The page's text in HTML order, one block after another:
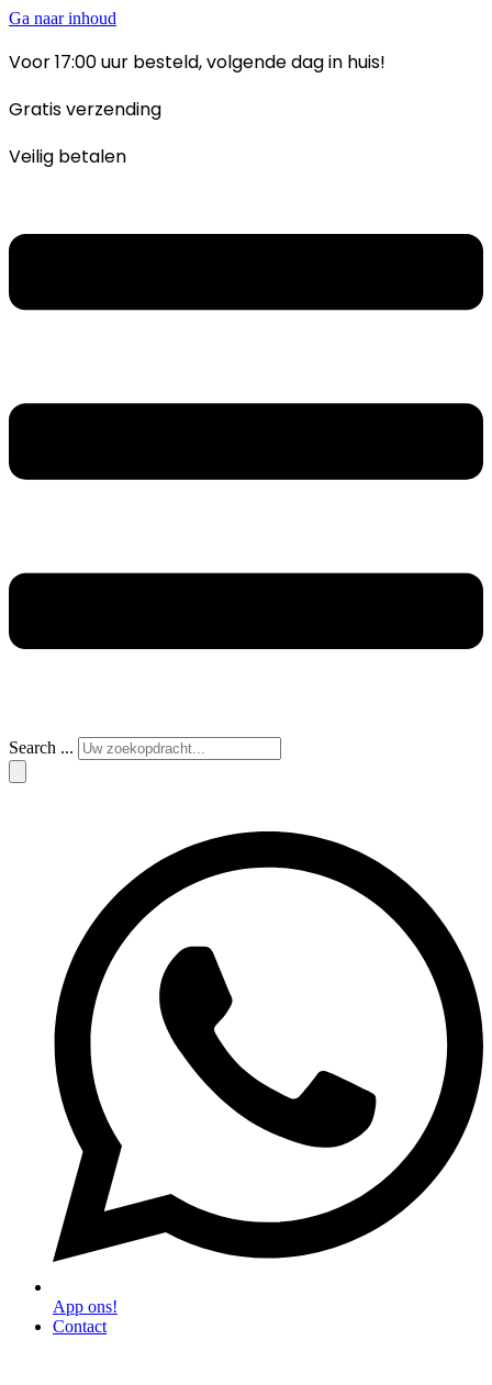
Ga naar inhoud
Voor 17:00 uur besteld, volgende dag in huis!
Gratis verzending
Veilig betalen
Search ...
App ons!
Contact